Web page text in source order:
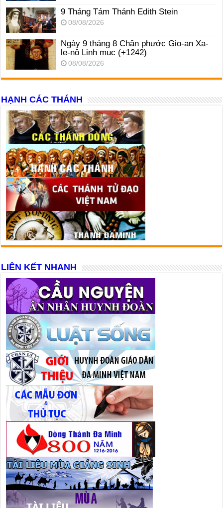
9 Tháng Tám Thánh Edith Stein
08/08/2026
Ngày 9 tháng 8 Chân phước Gio-an Xa-
le-nô Linh mục (+1242)
08/08/2026
HẠNH CÁC THÁNH
LIÊN KẾT NHANH